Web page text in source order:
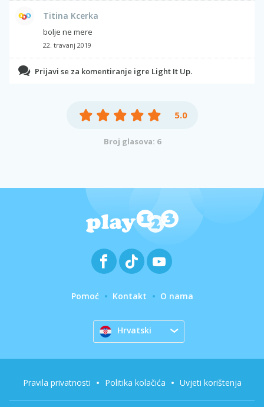
Titina Kcerka
bolje ne mere
22. travanj 2019
Prijavi se za komentiranje igre Light It Up.
5.0
Broj glasova: 6
Pomoć Kontakt O nama
Hrvatski
Pravila privatnosti Politika kolačića Uvjeti korištenja